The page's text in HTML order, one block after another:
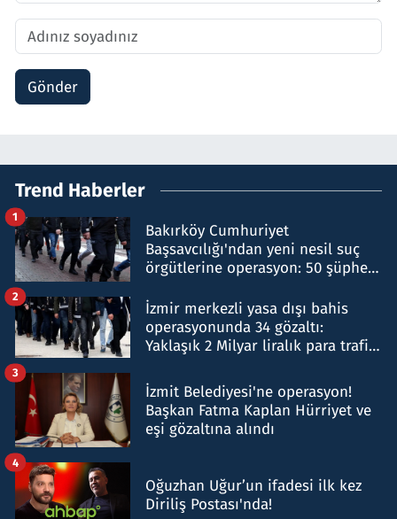
Gönder
Trend Haberler
Bakırköy Cumhuriyet
Başsavcılığı'ndan yeni nesil suç
örgütlerine operasyon: 50 şüpheli
1
İzmir merkezli yasa dışı bahis
operasyonunda 34 gözaltı:
Yaklaşık 2 Milyar liralık para trafiği
2
İzmit Belediyesi'ne operasyon!
Başkan Fatma Kaplan Hürriyet ve
eşi gözaltına alındı
3
Oğuzhan Uğur’un ifadesi ilk kez
Diriliş Postası'nda!
4